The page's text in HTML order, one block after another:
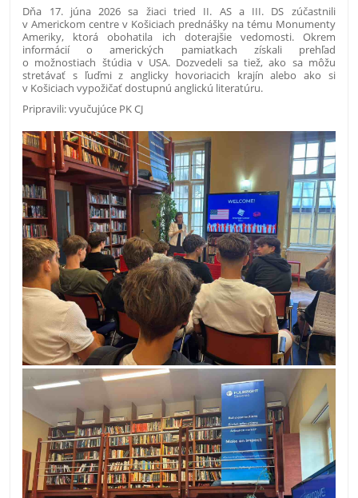
Dňa 17. júna 2026 sa žiaci tried II. AS a III. DS zúčastnili
v Americkom centre v Košiciach prednášky na tému Monumenty
Ameriky, ktorá obohatila ich doterajšie vedomosti. Okrem
informácií o amerických pamiatkach získali prehľad
o možnostiach štúdia v USA. Dozvedeli sa tiež, ako sa môžu
stretávať s ľuďmi z anglicky hovoriacich krajín alebo ako si
v Košiciach vypožičať dostupnú anglickú literatúru.
Pripravili: vyučujúce PK CJ